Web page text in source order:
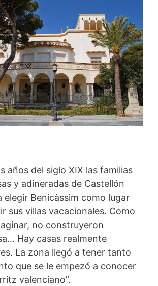
años del siglo XIX las familias
y adineradas de Castellón
elegir Benicàssim como lugar
sus villas vacacionales. Como
no construyeron
Hay casas realmente
La zona llegó a tener tanto
que se le empezó a conocer
valenciano”.